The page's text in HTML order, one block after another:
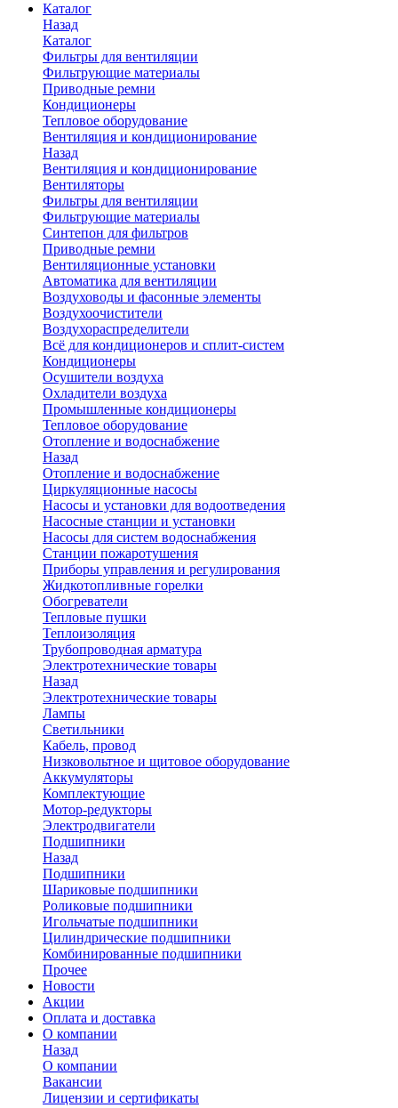
Каталог
Назад
Каталог
Фильтры для вентиляции
Фильтрующие материалы
Приводные ремни
Кондиционеры
Тепловое оборудование
Вентиляция и кондиционирование
Назад
Вентиляция и кондиционирование
Вентиляторы
Фильтры для вентиляции
Фильтрующие материалы
Синтепон для фильтров
Приводные ремни
Вентиляционные установки
Автоматика для вентиляции
Воздуховоды и фасонные элементы
Воздухоочистители
Воздухораспределители
Всё для кондиционеров и сплит-систем
Кондиционеры
Осушители воздуха
Охладители воздуха
Промышленные кондиционеры
Тепловое оборудование
Отопление и водоснабжение
Назад
Отопление и водоснабжение
Циркуляционные насосы
Насосы и установки для водоотведения
Насосные станции и установки
Насосы для систем водоснабжения
Станции пожаротушения
Приборы управления и регулирования
Жидкотопливные горелки
Обогреватели
Тепловые пушки
Теплоизоляция
Трубопроводная арматура
Электротехнические товары
Назад
Электротехнические товары
Лампы
Светильники
Кабель, провод
Низковольтное и щитовое оборудование
Аккумуляторы
Комплектующие
Мотор-редукторы
Электродвигатели
Подшипники
Назад
Подшипники
Шариковые подшипники
Роликовые подшипники
Игольчатые подшипники
Цилиндрические подшипники
Комбинированные подшипники
Прочее
Новости
Акции
Оплата и доставка
О компании
Назад
О компании
Вакансии
Лицензии и сертификаты